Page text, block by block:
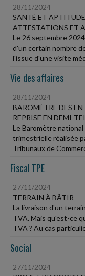
28/11/2024
SANTÉ ET
ATTESTATIONS ET
Le 26 septembre
d'un certain nombre
l'issue d'une visite
Vie des affaires
28/11/2024
BAROMÈTRE DES
REPRISE EN DEMI-
Le Baromètre
trimestrielle réalisée
Tribunaux de
Fiscal TPE
27/11/2024
TERRAIN À BÂTIR
La livraison d'un
TVA. Mais qu'est-ce
TVA ? Au cas
Social
27/11/2024